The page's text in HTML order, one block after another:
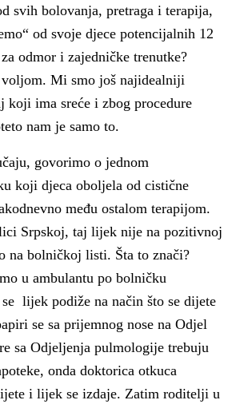
svih bolovanja, pretraga i terapija,
od svoje djece potencijalnih 12
odmor i zajedničke trenutke?
Mi smo još najidealniji
koji ima sreće i zbog procedure
nam je samo to.
govorimo o jednom
koji djeca oboljela od cistične
među ostalom terapijom.
Srpskoj, taj lijek nije na pozitivnoj
na bolničkoj listi. Šta to znači?
u ambulantu po bolničku
lijek podiže na način što se dijete
se sa prijemnog nose na Odjel
sa Odjeljenja pulmologije trebuju
onda doktorica otkuca
i lijek se izdaje. Zatim roditelji u